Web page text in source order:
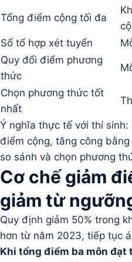
Tổng điểm cộng tối đa
Số tổ hợp xét tuyển
Quy đổi điểm phương
thức
Chọn phương thức tốt
nhất
Ý nghĩa thực tế với thí
điểm cộng, tăng công
so sánh và chọn phương
Cơ chế giảm
giảm từ
Quy định giảm 50% trong
hơn từ năm 2023, tiếp tục
Khi tổng điểm ba môn đạt